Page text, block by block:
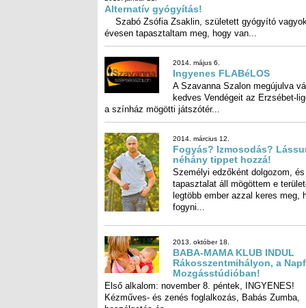
Alternatív gyógyítás!
Szabó Zsófia Zsaklin, született gyógyító
évesen tapasztaltam meg, hogy van...
2014. május 6.
Ingyenes FLABéLOS
A Szavanna Szalon megújulva
kedves Vendégeit az Erzsébet-
a színház mögötti játszótér...
2014. március 12.
Fogyás? Izmosodás?
néhány tippet hozzá!
Személyi edzőként dolgozom,
tapasztalat áll mögöttem e
legtöbb ember azzal keres
fogyni...
2013. október 18.
BABA-MAMA KLUB INDUL
Rákosszentmihályon, a Napfény
Mozgásstúdióban!
Első alkalom: november 8. péntek, INGYENES!
Kézműves- és zenés foglalkozás, Babás Zumba,